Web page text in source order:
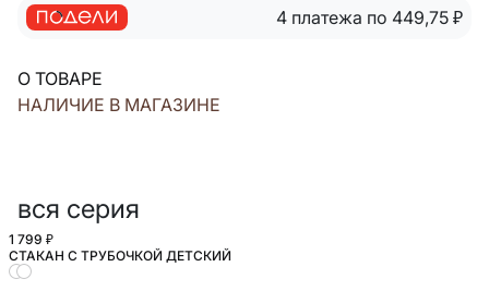
4 платежа по 449,75 ₽
О ТОВАРЕ
НАЛИЧИЕ В МАГАЗИНЕ
вся серия
1 799 ₽
СТАКАН С ТРУБОЧКОЙ ДЕТСКИЙ